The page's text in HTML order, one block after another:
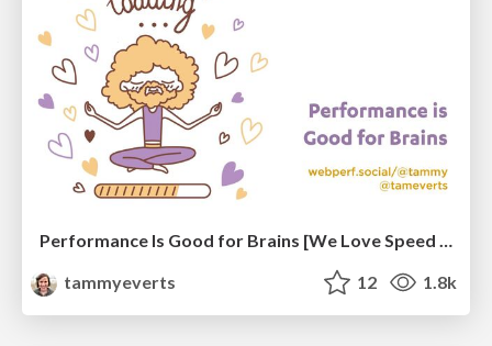
Performance Is Good for Brains [We Love Speed 2024]
tammyeverts
12 1.8k